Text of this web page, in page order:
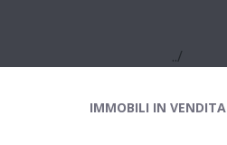
../
IMMOBILI IN VENDITA